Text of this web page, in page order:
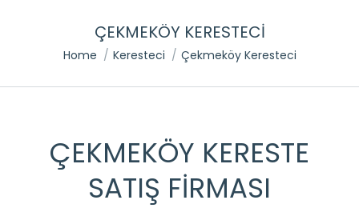
ÇEKMEKÖY KERESTECI
You are here:
Home Keresteci Çekmeköy Keresteci
ÇEKMEKÖY KERESTE
SATIŞ FIRMASI